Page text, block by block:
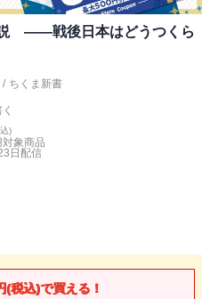
――戦後日本はどうつくら
/ ちくま新書
)
象商品
日 配信
(税込)で買える！